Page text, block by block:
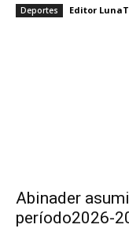
Deportes Editor
Abinader
período2026-